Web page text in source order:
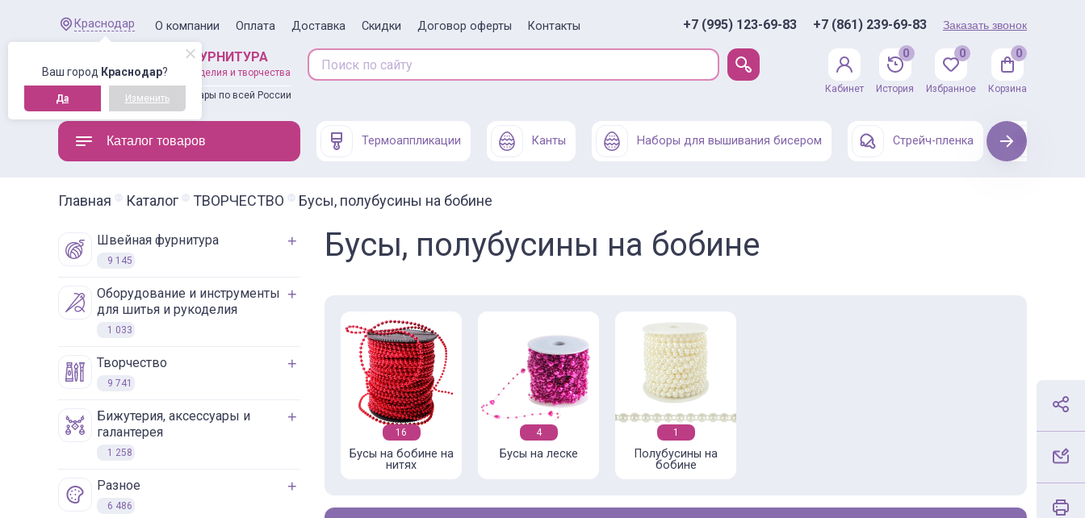
Ваш город Краснодар?
Да Изменить
Краснодар О компании Оплата Доставка Скидки Договор оферты Контакты +7 (995) 123-69-83 +7 (861) 239-69-83 Заказать звонок
ШВЕЙНАЯ ФУРНИТУРА
товары для рукоделия и творчества
Доставляем товары по всей России
Кабинет
0
История
0
Избранное
0
Корзина
Каталог товаров Термоаппликации Канты Наборы для вышивания бисером Стрейч-пленка Next
Главная Каталог ТВОРЧЕСТВО Бусы, полубусины на бобине
швейная фурнитура
9 145
оборудование и инструменты
для шитья и рукоделия
1 033
творчество
9 741
бижутерия, аксессуары и
галантерея
1 258
разное
6 486
Бусы, полубусины на бобине
16
Бусы на бобине на
нитях
4
Бусы на леске
1
Полубусины на
бобине